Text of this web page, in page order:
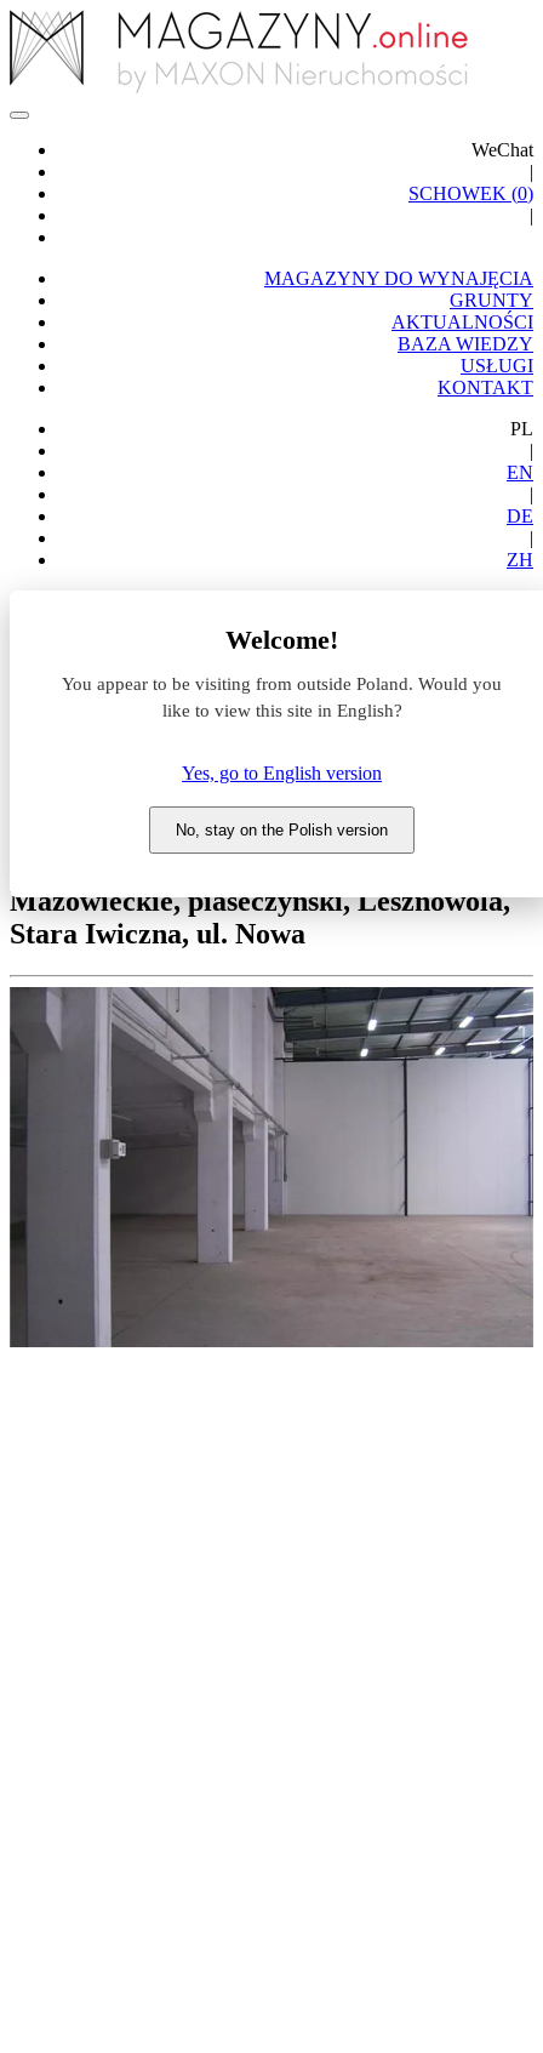
WeChat
|
SCHOWEK (0)
|
MAGAZYNY DO WYNAJĘCIA
GRUNTY
AKTUALNOŚCI
BAZA WIEDZY
USŁUGI
KONTAKT
PL
|
EN
|
DE
|
ZH
Welcome!
You appear to be visiting from outside Poland. Would you
like to view this site in English?
Yes, go to English version
No, stay on the Polish version
Lesznowola
Magazyn do wynajęcia Maj
Mazowieckie, piaseczyński, Lesznowola,
Stara Iwiczna, ul. Nowa